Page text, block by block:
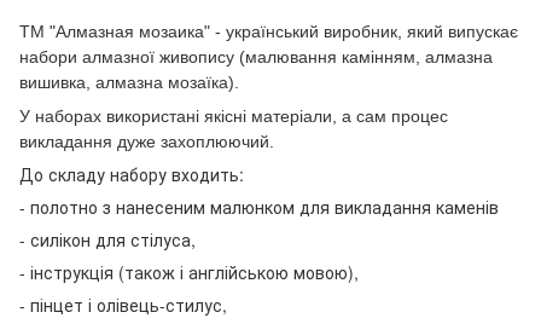
ТМ "Алмазная мозаика" - український виробник, який випускає
набори алмазної живопису (малювання камінням, алмазна
вишивка, алмазна мозаїка).
У наборах використані якісні матеріали, а сам процес
викладання дуже захоплюючий.
До складу набору входить:
- полотно з нанесеним малюнком для викладання каменів
- силікон для стілуса,
- інструкція (також і англійською мовою),
- пінцет і олівець-стилус,